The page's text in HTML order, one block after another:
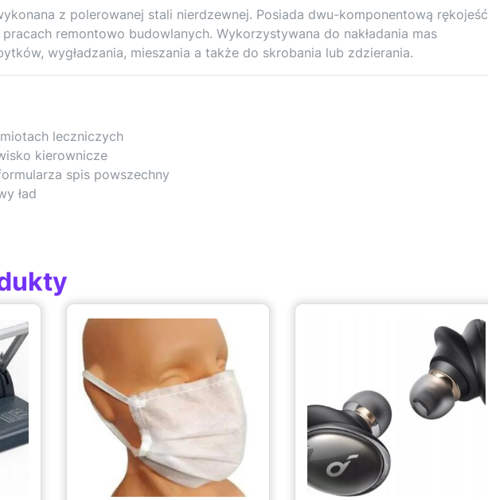
z polerowanej stali nierdzewnej. Posiada dwu-komponentową rękojeść
remontowo budowlanych. Wykorzystywana do nakładania mas
wygładzania, mieszania a także do skrobania lub zdzierania.
leczniczych
kierownicze
spis powszechny
ład